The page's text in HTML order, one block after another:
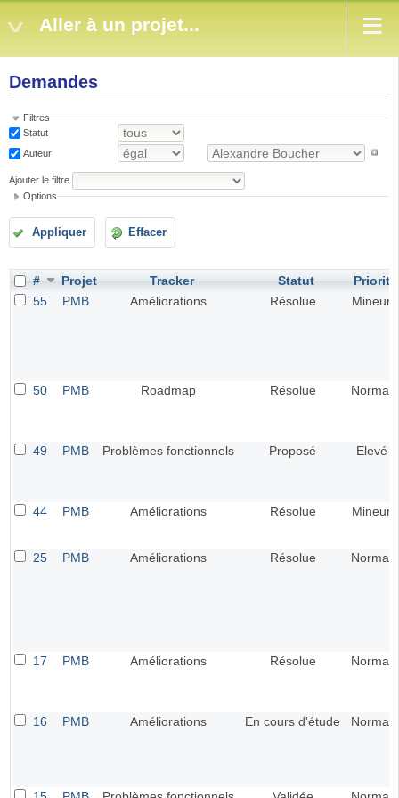
Aller à un projet...
Demandes
Filtres
Statut
Auteur
Ajouter le filtre
Options
Appliquer Effacer
# Projet Tracker Statut
Priorité
55
PMB Améliorations Résolue Mineur
50 PMB Roadmap Résolue Normal
49 PMB Problèmes fonctionnels Proposé Elevé
44 PMB Améliorations Résolue Mineur
25 PMB Améliorations Résolue Normal
17 PMB Améliorations Résolue Normal
16 PMB Améliorations En cours d'étude Normal